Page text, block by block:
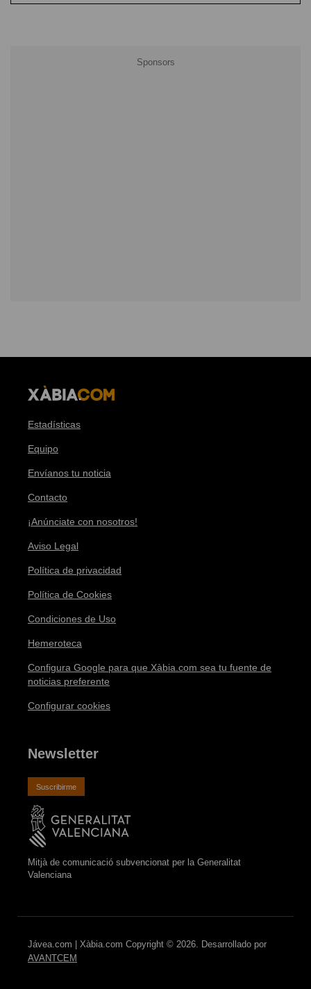
Estadísticas
Equipo
Envíanos tu noticia
Contacto
¡Anúnciate con nosotros!
Aviso Legal
Política de privacidad
Política de Cookies
Condiciones de Uso
Hemeroteca
Configura Google para que Xàbia.com sea tu fuente de
noticias preferente
Configurar cookies
Newsletter
Suscribirme
Mitjà de comunicació subvencionat per la Generalitat
Valenciana
Jávea.com | Xàbia.com Copyright © 2026. Desarrollado por
AVANTCEM